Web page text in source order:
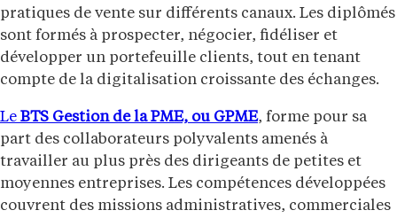
pratiques de vente sur différents canaux. Les diplômés
sont formés à prospecter, négocier, fidéliser et
développer un portefeuille clients, tout en tenant
compte de la digitalisation croissante des échanges.
Le BTS Gestion de la PME, ou GPME, forme pour sa
part des collaborateurs polyvalents amenés à
travailler au plus près des dirigeants de petites et
moyennes entreprises. Les compétences développées
couvrent des missions administratives, commerciales